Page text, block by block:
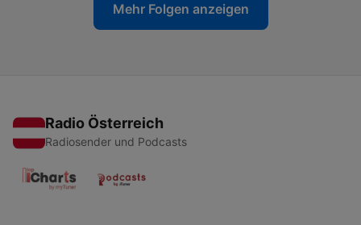
Mehr Folgen anzeigen
Radio Österreich
Radiosender und Podcasts